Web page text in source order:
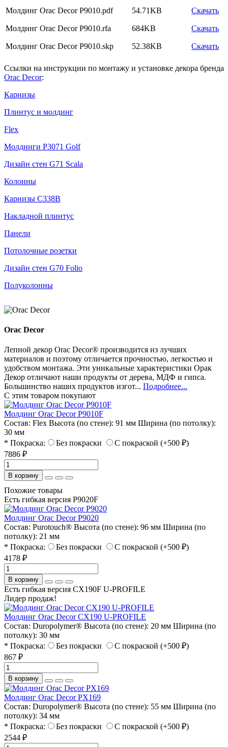
Молдинг Orac Decor P9010.pdf 54.71KB Скачать
Молдинг Orac Decor P9010.rfa 684KB Скачать
Молдинг Orac Decor P9010.skp 52.38KB Скачать
Ссылки на инструкции по монтажу и установке декора бренда
Orac Decor:
Карнизы
Плинтус и молдинг
Flex
Молдинги P3071 Golf
Дизайн стен G71 Scala
Колонны
Карнизы С338В
Накладной плинтус
Панели
Потолочные розетки
Дизайн стен G70 Folio
Полуколонны
Orac Decor
Лепной декор Orac Decor® производится из лучших
материалов и поэтому отличается прочностью, легкостью и
удобством монтажа. Эти уникальные характеристики Орак
Декор отличают наши продукты от дерева, МДФ и гипса.
Большинство наших продуктов изгот... Подробнее...
С этим товаром покупают
Молдинг Orac Decor P9010F
Состав: Flex Высота (по стене): 91 мм Ширина (по потолку):
30 мм
* Покраска:
Без покраски
С покраской (+500 ₽)
7886 ₽
В корзину
Похожие товары
Есть гибкая версия P9020F
Молдинг Orac Decor P9020
Состав: Purotouch® Высота (по стене): 96 мм Ширина (по
потолку): 21 мм
* Покраска:
Без покраски
С покраской (+500 ₽)
4178 ₽
В корзину
Есть гибкая версия CX190F U-PROFILE
Лидер продаж!
Молдинг Orac Decor CX190 U-PROFILE
Состав: Duropolymer® Высота (по стене): 20 мм Ширина (по
потолку): 30 мм
* Покраска:
Без покраски
С покраской (+500 ₽)
867 ₽
В корзину
Молдинг Orac Decor PX169
Состав: Duropolymer® Высота (по стене): 55 мм Ширина (по
потолку): 34 мм
* Покраска:
Без покраски
С покраской (+500 ₽)
2544 ₽